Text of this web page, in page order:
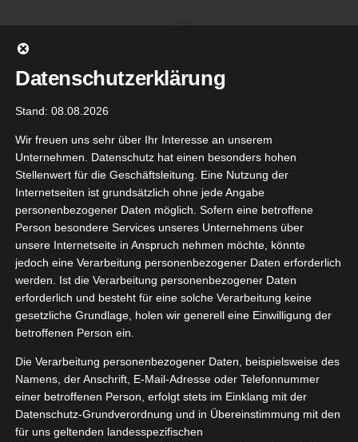
springen
Gehe zu ...
04, 2021
von
Essen
Datenschutzerklärung
Stand: 08.08.2026
Wir freuen uns sehr über Ihr Interesse an unserem
Unternehmen. Datenschutz hat einen besonders hohen
Stellenwert für die Geschäftsleitung. Eine Nutzung der
Internetseiten ist grundsätzlich ohne jede Angabe
personenbezogener Daten möglich. Sofern eine betroffene
Person besondere Services unseres Unternehmens über
unsere Internetseite in Anspruch nehmen möchte, könnte
jedoch eine Verarbeitung personenbezogener Daten erforderlich
werden. Ist die Verarbeitung personenbezogener Daten
erforderlich und besteht für eine solche Verarbeitung keine
gesetzliche Grundlage, holen wir generell eine Einwilligung der
betroffenen Person ein.
Die Verarbeitung personenbezogener Daten, beispielsweise des
Namens, der Anschrift, E-Mail-Adresse oder Telefonnummer
einer betroffenen Person, erfolgt stets im Einklang mit der
Datenschutz-Grundverordnung und in Übereinstimmung mit den
für uns geltenden landesspezifischen